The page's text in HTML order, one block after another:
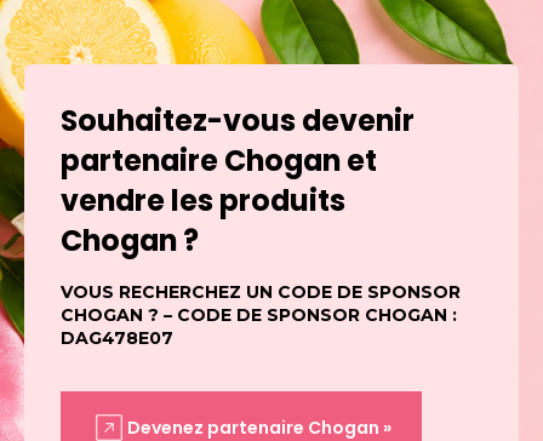
Souhaitez-vous devenir
partenaire Chogan et
vendre les produits
Chogan ?
VOUS RECHERCHEZ UN CODE DE SPONSOR
CHOGAN ? – CODE DE SPONSOR CHOGAN :
DAG478E07
Devenez partenaire Chogan »